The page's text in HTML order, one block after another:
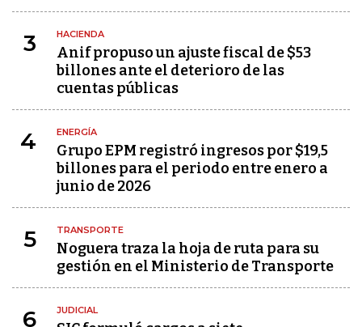
3 HACIENDA
Anif propuso un ajuste fiscal de $53
billones ante el deterioro de las
cuentas públicas
4 ENERGÍA
Grupo EPM registró ingresos por $19,5
billones para el periodo entre enero a
junio de 2026
5 TRANSPORTE
Noguera traza la hoja de ruta para su
gestión en el Ministerio de Transporte
6 JUDICIAL